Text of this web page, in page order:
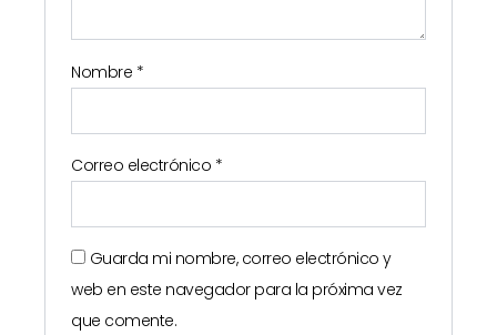
Nombre *
Correo electrónico *
Guarda mi nombre, correo electrónico y
web en este navegador para la próxima vez
que comente.